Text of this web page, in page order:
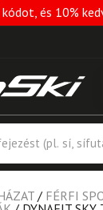
kódot, és 10%
/ FÉRFI